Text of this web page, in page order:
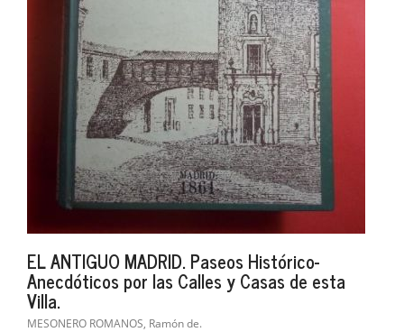
EL ANTIGUO MADRID. Paseos Histórico-
Anecdóticos por las Calles y Casas de esta
Villa.
MESONERO ROMANOS, Ramón de.